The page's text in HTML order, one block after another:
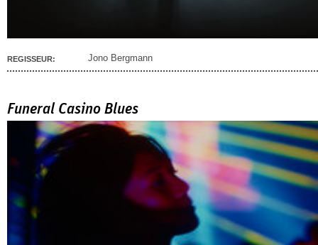
REGISSEUR: Jono Bergmann
Funeral Casino Blues